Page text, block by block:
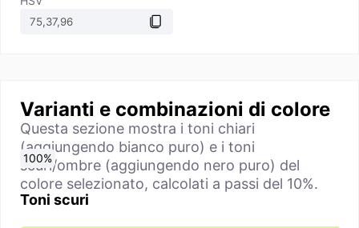
Varianti e combinazioni di colore
Questa sezione mostra i toni chiari
(aggiungendo bianco puro) e i toni
scuri/ombre (aggiungendo nero puro) del
colore selezionato, calcolati a passi del 10%.
Toni scuri
0%
10%
20%
30%
40%
50%
60%
70%
80%
90%
100%